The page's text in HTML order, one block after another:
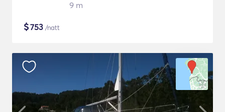
9 m
$753 /natt